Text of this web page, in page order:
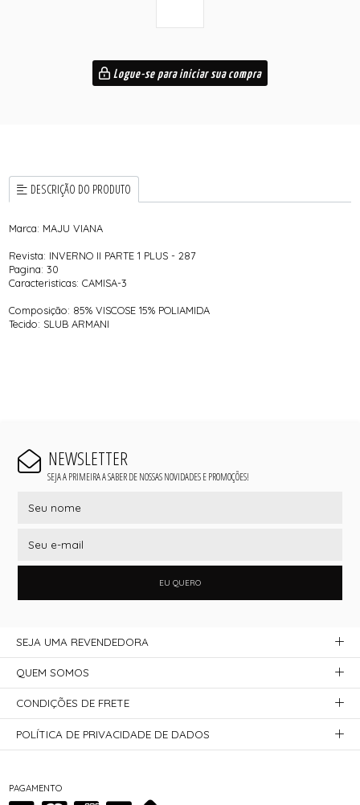
Logue-se para iniciar sua compra
DESCRIÇÃO DO PRODUTO
Marca: MAJU VIANA
Revista: INVERNO II PARTE 1 PLUS - 287
Pagina: 30
Caracteristicas: CAMISA-3
Composição: 85% VISCOSE 15% POLIAMIDA
Tecido: SLUB ARMANI
NEWSLETTER
SEJA A PRIMEIRA A SABER DE NOSSAS NOVIDADES E PROMOÇÕES!
EU QUERO
PAGAMENTO
SEJA UMA REVENDEDORA
QUEM SOMOS
CONDIÇÕES DE FRETE
POLÍTICA DE PRIVACIDADE DE DADOS